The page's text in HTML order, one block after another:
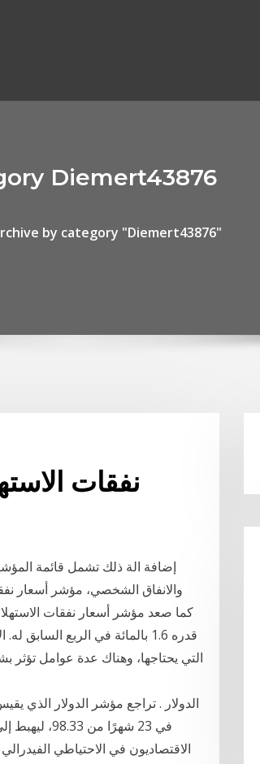
Diemert43876
by category "Diemert43876"
نفقات
إضافة الة ذلك تشمل قائمة
والانفاق الشخصي، مؤشر أسعار
قدره 1.6 بالمائة في الربع
التي يحتاجها، وهناك عدة عوامل
الدولار . تراجع مؤشر الدولار الذي
الاقتصاديون في الاحتياطي